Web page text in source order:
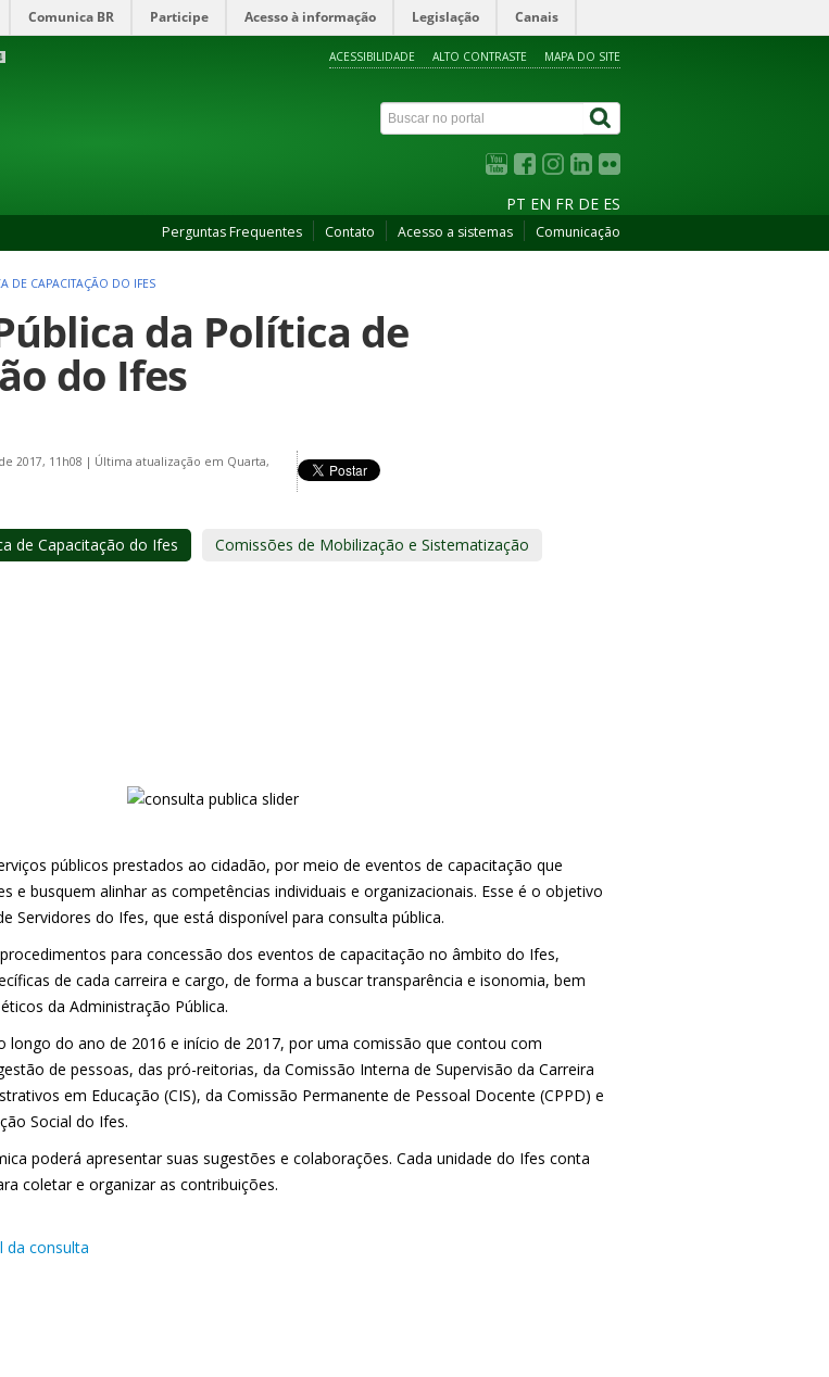
Comunica BR Participe Acesso à informação Legislação Canais
ACESSIBILIDADE ALTO CONTRASTE MAPA DO SITE
PT EN FR DE ES
Perguntas Frequentes Contato Acesso a sistemas Comunicação
DE CAPACITAÇÃO DO IFES
da Política de
do Ifes
2017, 11h08 | Última atualização em Quarta,
de Capacitação do Ifes Comissões de Mobilização e Sistematização
públicos prestados ao cidadão, por meio de eventos de capacitação que
e busquem alinhar as competências individuais e organizacionais. Esse é o objetivo
Servidores do Ifes, que está disponível para consulta pública.
para concessão dos eventos de capacitação no âmbito do Ifes,
de cada carreira e cargo, de forma a buscar transparência e isonomia, bem
da Administração Pública.
longo do ano de 2016 e início de 2017, por uma comissão que contou com
de pessoas, das pró-reitorias, da Comissão Interna de Supervisão da Carreira
em Educação (CIS), da Comissão Permanente de Pessoal Docente (CPPD) e
Social do Ifes.
poderá apresentar suas sugestões e colaborações. Cada unidade do Ifes conta
coletar e organizar as contribuições.
da consulta